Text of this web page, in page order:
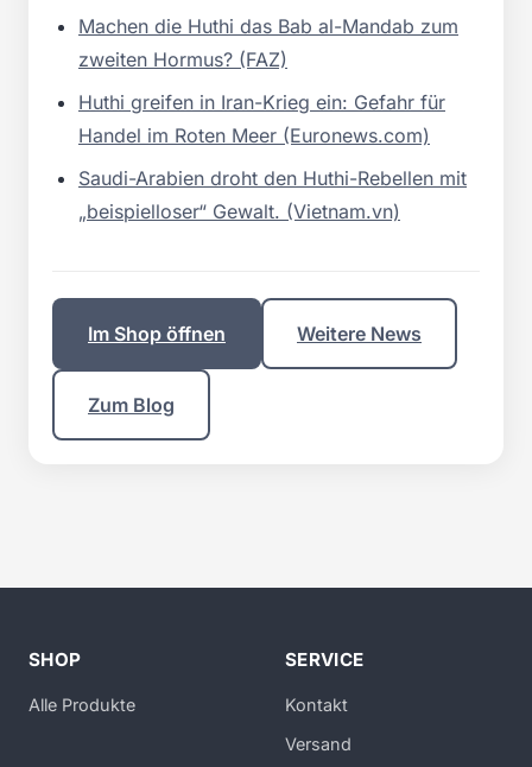
Machen die Huthi das Bab al-Mandab zum
zweiten Hormus? (FAZ)
Huthi greifen in Iran-Krieg ein: Gefahr für
Handel im Roten Meer (Euronews.com)
Saudi-Arabien droht den Huthi-Rebellen mit
„beispielloser“ Gewalt. (Vietnam.vn)
Im Shop öffnen Weitere News
Zum Blog
SHOP
Alle Produkte
SERVICE
Kontakt
Versand